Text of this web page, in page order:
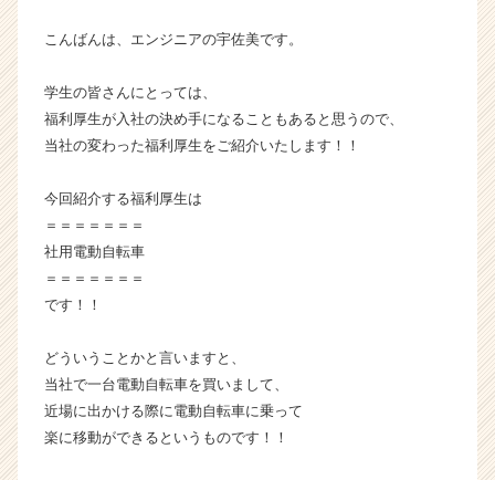
ィ
ィ
ー
の
タ
ム
チ
ャ
ー・
成
こんばんは、エンジニアの宇佐美です。
学生の皆さんにとっては、
福利厚生が入社の決め手になることもあると思うので、
当社の変わった福利厚生をご紹介いたします！！
今回紹介する福利厚生は
＝＝＝＝＝＝＝
社用電動自転車
＝＝＝＝＝＝＝
です！！
どういうことかと言いますと、
当社で一台電動自転車を買いまして、
近場に出かける際に電動自転車に乗って
楽に移動ができるというものです！！